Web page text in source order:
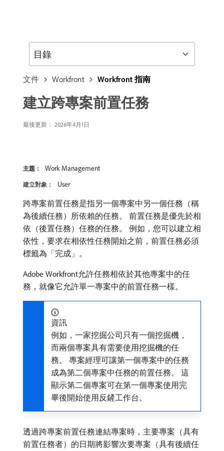
文件 Workfront Workfront 指南
建立跨專案前置任務
最後更新： 2026年4月1日
主題： Work Management
建立對象： User
跨專案前置任務是指另一個專案中另一個任務（稱
為後續任務）所依賴的任務。 前置任務是優先於相
依（後置任務）任務的任務。 例如，您可以建立相
依性，要求在相依性任務開始之前，前置任務必須
標籤為「完成」。
Adobe Workfront允許任務相依於其他專案中的任
務，就像它允許單一專案中的前置任務一樣。
資訊
例如，一家挖掘公司只有一個挖掘機，
而兩個專案具有需要使用挖掘機的任
務。 專案經理可讓第一個專案中的任務
成為第二個專案中任務的前置任務。 這
顯示第二個專案可在第一個專案使用完
畢後開始使用反鏟工作台。
透過跨專案前置任務連結專案時，主要專案（具有
前置任務者）的日期將影響次要專案（具有後續任
目錄